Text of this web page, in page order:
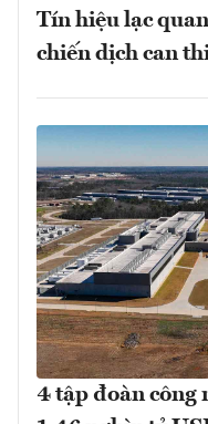
Tín hiệu lạc
chiến dịch can
4 tập đoàn công